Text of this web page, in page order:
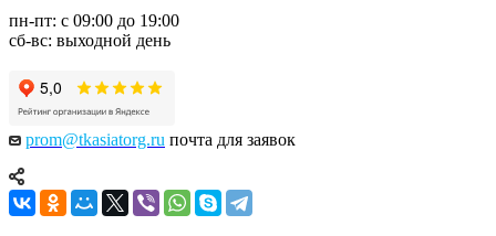
пн-пт: с 09:00 до 19:00
сб-вс: выходной день
prom@tkasiatorg.ru почта для заявок